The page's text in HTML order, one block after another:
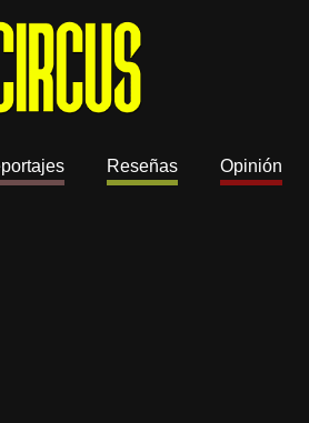
Reseñas Opinión